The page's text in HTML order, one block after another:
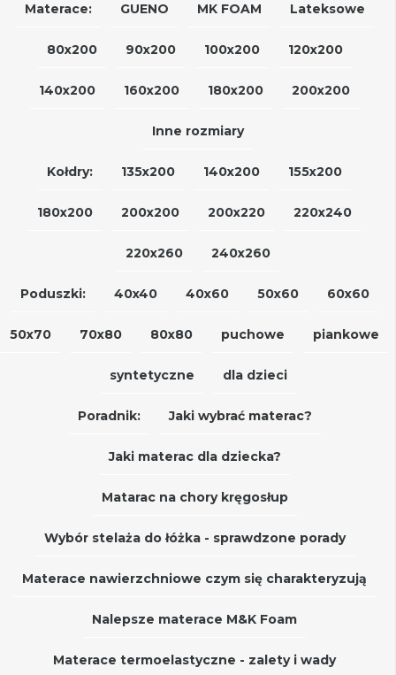
Materace: GUENO MK FOAM Lateksowe
80x200 90x200 100x200 120x200
140x200 160x200 180x200 200x200
Inne rozmiary
Kołdry: 135x200 140x200 155x200
180x200 200x200 200x220 220x240
220x260 240x260
Poduszki: 40x40 40x60 50x60 60x60
50x70 70x80 80x80 puchowe piankowe
syntetyczne dla dzieci
Poradnik: Jaki wybrać materac?
Jaki materac dla dziecka?
Matarac na chory kręgosłup
Wybór stelaża do łóżka - sprawdzone porady
Materace nawierzchniowe czym się charakteryzują
Nalepsze materace M&K Foam
Materace termoelastyczne - zalety i wady